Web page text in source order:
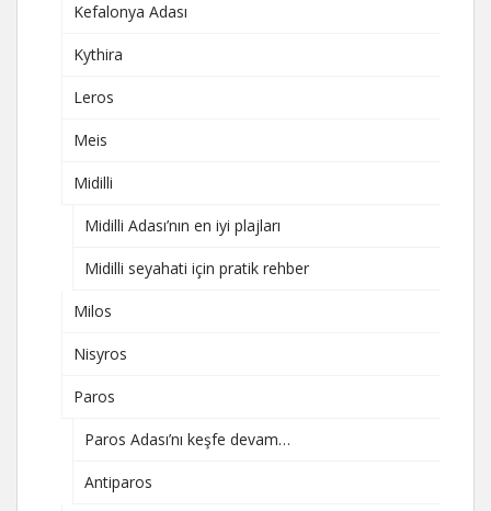
Kefalonya Adası
Kythira
Leros
Meis
Midilli
Midilli Adası’nın en iyi plajları
Midilli seyahati için pratik rehber
Milos
Nisyros
Paros
Paros Adası’nı keşfe devam…
Antiparos